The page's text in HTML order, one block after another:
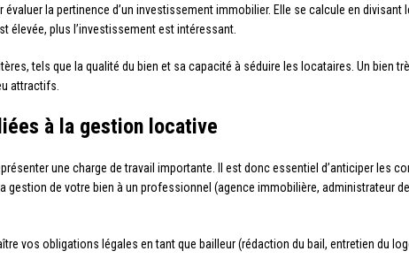
la pertinence d’un investissement immobilier. Elle se calcule en divisant
élevée, plus l’investissement est intéressant.
tels que la qualité du bien et sa capacité à séduire les locataires. Un bien
attractifs.
à la gestion locative
une charge de travail importante. Il est donc essentiel d’anticiper les
gestion de votre bien à un professionnel (agence immobilière, administrateur
vos obligations légales en tant que bailleur (rédaction du bail, entretien du